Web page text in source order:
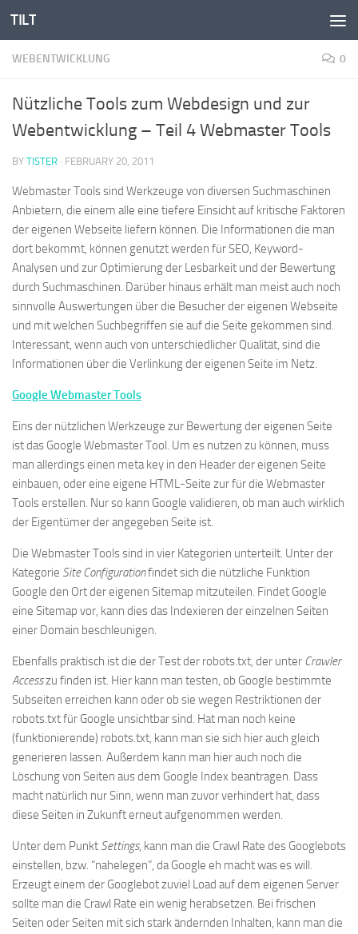
Skip to content
TILT
WEBENTWICKLUNG 0
Nützliche Tools zum Webdesign und zur
Webentwicklung – Teil 4 Webmaster Tools
BY TISTER · FEBRUARY 20, 2011
Webmaster Tools sind Werkzeuge von diversen Suchmaschinen
Anbietern, die einem alle eine tiefere Einsicht auf kritische Faktoren
der eigenen Webseite liefern können. Die Informationen die man
dort bekommt, können genutzt werden für SEO, Keyword-
Analysen und zur Optimierung der Lesbarkeit und der Bewertung
durch Suchmaschinen. Darüber hinaus erhält man meist auch noch
sinnvolle Auswertungen über die Besucher der eigenen Webseite
und mit welchen Suchbegriffen sie auf die Seite gekommen sind.
Interessant, wenn auch von unterschiedlicher Qualität, sind die
Informationen über die Verlinkung der eigenen Seite im Netz.
Google Webmaster Tools
Eins der nützlichen Werkzeuge zur Bewertung der eigenen Seite
ist das Google Webmaster Tool. Um es nutzen zu können, muss
man allerdings einen meta key in den Header der eigenen Seite
einbauen, oder eine eigene HTML-Seite zur für die Webmaster
Tools erstellen. Nur so kann Google validieren, ob man auch wirklich
der Eigentümer der angegeben Seite ist.
Die Webmaster Tools sind in vier Kategorien unterteilt. Unter der
Kategorie Site Configurationfindet sich die nützliche Funktion
Google den Ort der eigenen Sitemap mitzuteilen. Findet Google
eine Sitemap vor, kann dies das Indexieren der einzelnen Seiten
einer Domain beschleunigen.
Ebenfalls praktisch ist die der Test der robots.txt, der unter Crawler
Accesszu finden ist. Hier kann man testen, ob Google bestimmte
Subseiten erreichen kann oder ob sie wegen Restriktionen der
robots.txt für Google unsichtbar sind. Hat man noch keine
(funktionierende) robots.txt, kann man sie sich hier auch gleich
generieren lassen. Außerdem kann man hier auch noch die
Löschung von Seiten aus dem Google Index beantragen. Dass
macht natürlich nur Sinn, wenn man zuvor verhindert hat, dass
diese Seiten in Zukunft erneut aufgenommen werden.
Unter dem Punkt Settings, kann man die Crawl Rate des Googlebots
einstellen, bzw. “nahelegen”, da Google eh macht was es will.
Erzeugt einem der Googlebot zuviel Load auf dem eigenen Server
sollte man die Crawl Rate ein wenig herabsetzen. Bei frischen
Seiten oder Seiten mit sich stark ändernden Inhalten, kann man die